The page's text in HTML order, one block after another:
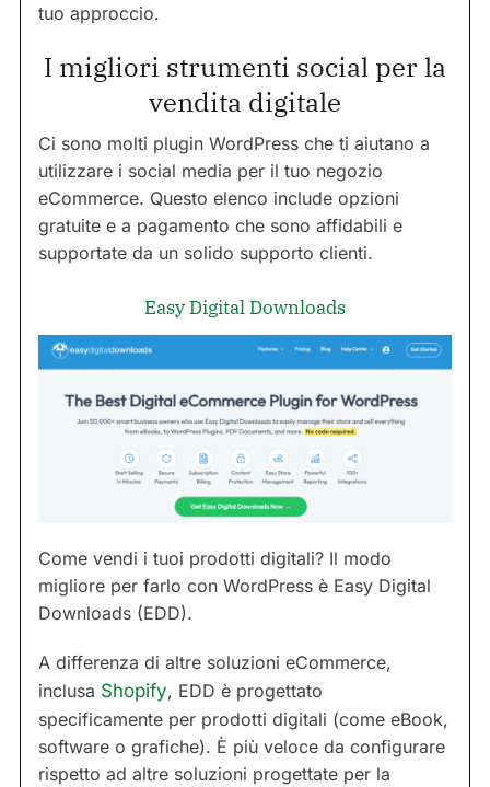
tuo approccio.
I migliori strumenti social per la
vendita digitale
Ci sono molti plugin WordPress che ti aiutano a
utilizzare i social media per il tuo negozio
eCommerce. Questo elenco include opzioni
gratuite e a pagamento che sono affidabili e
supportate da un solido supporto clienti.
Easy Digital Downloads
Come vendi i tuoi prodotti digitali? Il modo
migliore per farlo con WordPress è Easy Digital
Downloads (EDD).
A differenza di altre soluzioni eCommerce,
inclusa Shopify, EDD è progettato
specificamente per prodotti digitali (come eBook,
software o grafiche). È più veloce da configurare
rispetto ad altre soluzioni progettate per la